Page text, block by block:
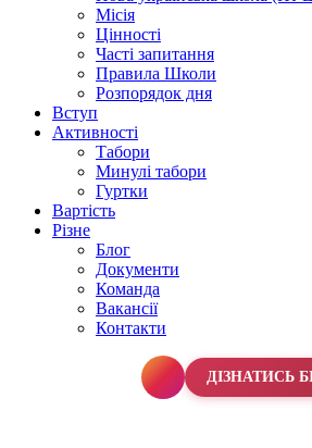
Місія
Цінності
Часті запитання
Правила Школи
Розпорядок дня
Вступ
Активності
Табори
Минулі табори
Гуртки
Вартість
Різне
Блог
Документи
Команда
Вакансії
Контакти
ДІЗНАТИСЬ